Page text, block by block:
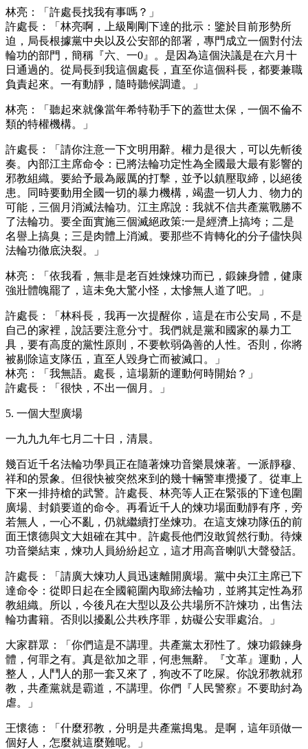
林亮：「許處長找我有事嗎？」
許處長：「林亮啊，上級剛剛下達的批示：鑒於目前形勢所
迫，局長根據黨中央以及公安部的部署，專門成立一個對付法
輪功的部門，簡稱『六、一0』。是因為這個決議是在六月十
日通過的。從局長到我這個處長，直至你這個科長，都要兼職
負責起來。一有動靜，隨時聽候調遣。」
林亮：「聽起來就像當年希特勒手下的蓋世太保，一個不倫不
類的特權機構。」
許處長：「請你注意一下文明用辭。權力是很大，可以先斬後
奏。內部江主席命令：已將法輪功定性為全國最大最有影響的
邪教組織。要給予最為嚴厲的打擊，並予以鎮壓取締，以絕後
患。同時要動用全國一切的暴力機構，竭盡一切人力、物力的
可能，三個月消滅法輪功。江主席說：我就不信共產黨戰勝不
了法輪功。要全面實施三個滅絕政策:一是經濟上搞垮；二是
名譽上搞臭；三是肉體上消滅。要那些不肯轉化的分子儘快與
法輪功徹底決裂。」
林亮：「依我看，無非是老百姓煉煉功而已，鍛鍊身體，健康
強壯體魄罷了，這未免大驚小怪，太慘無人道了吧。」
許處長：「林科長，我再一次提醒你，這是在市公安局，不是
自己的家裡，說話要注意分寸。我們就是黨和國家的暴力工
具，要有高度的黨性原則，不要軟弱偽善的人性。否則，你將
被剔除這支隊伍，直至人毀身亡而被滅口。」
林亮：「我無語。處長，這場新的運動何時開始？」
許處長：「很快，不出一個月。」
5. 一個大型廣場
一九九九年七月二十日，清晨。
幾百近千名法輪功學員正在隨著煉功音樂晨煉著。一派靜穆、
祥和的景象。但很快被突然來到的幾十輛警車攪擾了。從車上
下來一排持槍的武警。許處長、林亮等人正在緊張的下達包圍
廣場、封鎖要道的命令。再看近千人的煉功場面動靜有序，旁
若無人，一心不亂，仍就繼續打坐煉功。在這支煉功隊伍的前
面王懷德與文大姐確在其中。許處長他們沒敢貿然行動。待煉
功音樂結束，煉功人員紛紛起立，這才用高音喇叭大聲發話。
許處長：「請廣大煉功人員迅速離開廣場。黨中央江主席已下
達命令：從即日起在全國範圍內取締法輪功，並將其定性為邪
教組織。所以，今後凡在大型以及公共場所不許煉功，出售法
輪功書籍。否則以擾亂公共秩序罪，妨礙公安罪處治。」
大家群眾：「你們這是不講理。共產黨太邪性了。煉功鍛鍊身
體，何罪之有。真是欲加之罪，何患無辭。『文革』運動，人
整人，人鬥人的那一套又來了，狗改不了吃屎。你說邪教就邪
教，共產黨就是霸道，不講理。你們『人民警察』不要助紂為
虐。」
王懷德：「什麼邪教，分明是共產黨搗鬼。是啊，這年頭做一
個好人，怎麼就這麼難呢。」